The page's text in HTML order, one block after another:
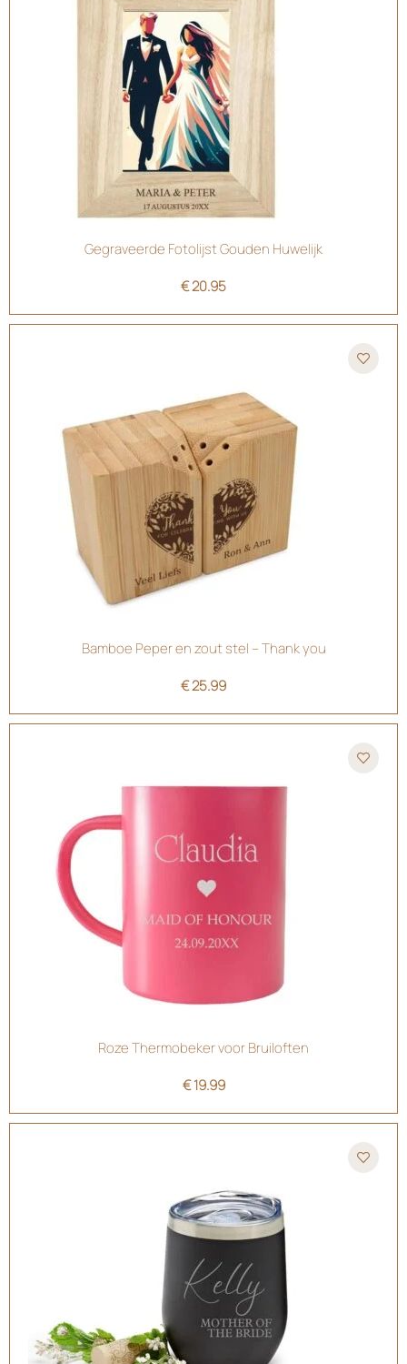
Gegraveerde Fotolijst Gouden Huwelijk
€20.95
Bamboe Peper en zout stel – Thank you
€25.99
Roze Thermobeker voor Bruiloften
€19.99